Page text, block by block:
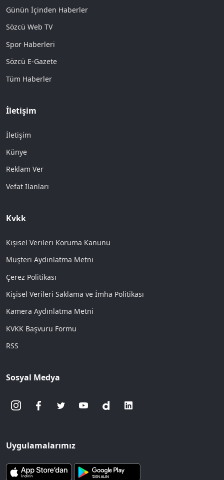
Günün İçinden Haberler
Sözcü Web TV
Spor Haberleri
Sözcü E-Gazete
Tüm Haberler
İletişim
İletişim
Künye
Reklam Ver
Vefat İlanları
Kvkk
Kişisel Verileri Koruma Kanunu
Müşteri Aydınlatma Metni
Çerez Politikası
Kişisel Verileri Saklama ve İmha Politikası
Kamera Aydınlatma Metni
KVKK Başvuru Formu
RSS
Sosyal Medya
Uygulamalarımız